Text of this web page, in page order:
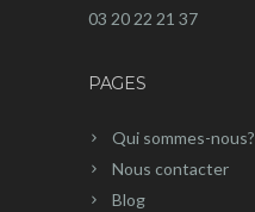
03 20 22 21 37
PAGES
Qui sommes-nous?
Nous contacter
Blog